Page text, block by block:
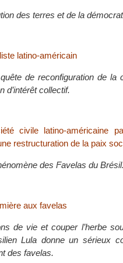
des terres et de la
latino-américain
de reconfiguration de
d’intérêt collectif.
civile latino-américaine
restructuration de la paix
des Favelas du Brésil.
aux favelas
de vie et couper l’herbe
Lula donne un sérieux
des favelas.